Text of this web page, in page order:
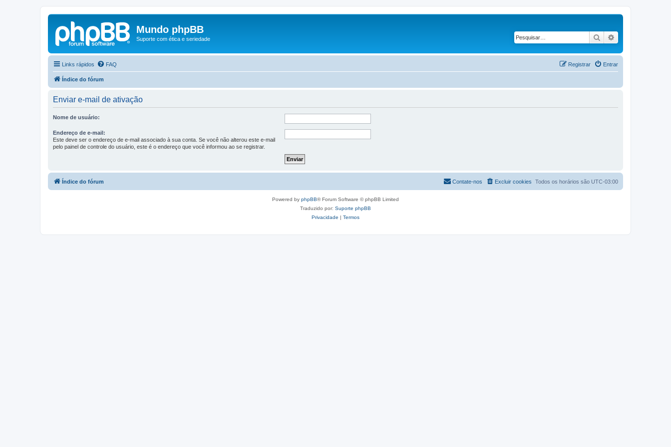
Mundo phpBB
Suporte com ética e seriedade Pesquisar
Links rápidos FAQ Entrar
Registrar
Índice do fórum
Enviar e-mail de ativação
Nome de usuário:
Endereço de e-mail:
Este deve ser o endereço de e-mail associado à sua conta. Se você não alterou este e-mail
pelo painel de controle do usuário, este é o endereço que você informou ao se registrar.
Índice do fórum Todos os horários são UTC-03:00
Excluir cookies
Contate-nos
Powered by phpBB® Forum Software © phpBB Limited
Traduzido por: Suporte phpBB
Privacidade | Termos